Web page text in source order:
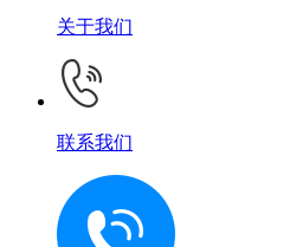
关于我们
联系我们